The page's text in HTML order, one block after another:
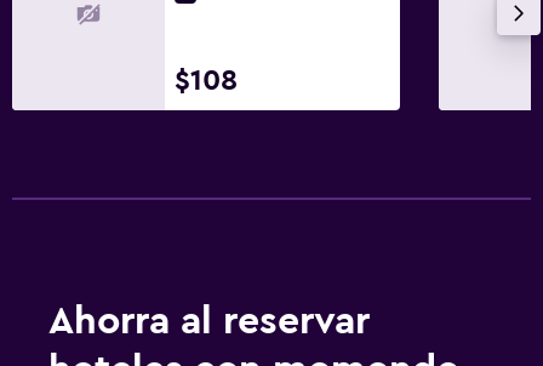
$108
Ahorra al reservar